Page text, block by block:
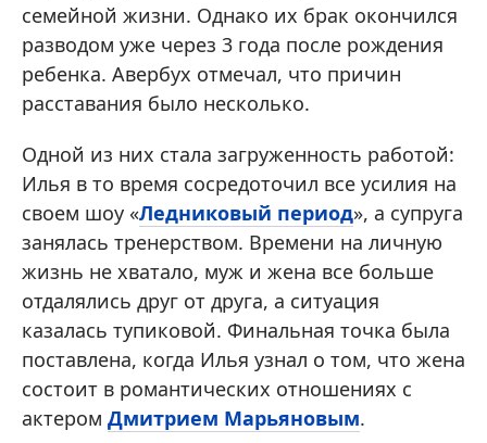
семейной жизни. Однако их брак окончился
разводом уже через 3 года после рождения
ребенка. Авербух отмечал, что причин
расставания было несколько.
Одной из них стала загруженность работой:
Илья в то время сосредоточил все усилия на
своем шоу «Ледниковый период», а супруга
занялась тренерством. Времени на личную
жизнь не хватало, муж и жена все больше
отдалялись друг от друга, а ситуация
казалась тупиковой. Финальная точка была
поставлена, когда Илья узнал о том, что жена
состоит в романтических отношениях с
актером Дмитрием Марьяновым.